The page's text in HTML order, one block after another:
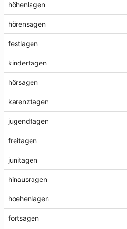
höhenlagen
hörensagen
festlagen
kindertagen
hörsagen
karenztagen
jugendtagen
freitagen
junitagen
hinausragen
hoehenlagen
fortsagen